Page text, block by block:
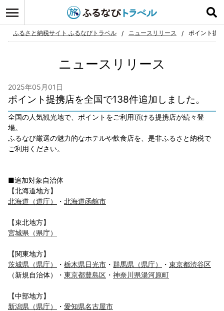
お気に入り
ふるさと納税サイト ふるなびトラベル ニュースリリース ポイント提
ニュースリリース
2025年05月01日
ポイント提携店を全国で138件追加しました。
全国の人気観光地で、ポイントをご利用頂ける提携店が続々登
場。
ふるなび厳選の魅力的なホテルや飲食店を、是非ふるさと納税で
ご利用ください。
■追加対象自治体
【北海道地方】
北海道（道庁）
・ 北海道函館市
【東北地方】
宮城県（県庁）
【関東地方】
茨城県（県庁）
・ 栃木県日光市 ・ 群馬県（県庁） ・ 東京都渋谷区
（新規自治体）・ 東京都豊島区 ・ 神奈川県湯河原町
【中部地方】
新潟県（県庁）
・ 愛知県名古屋市